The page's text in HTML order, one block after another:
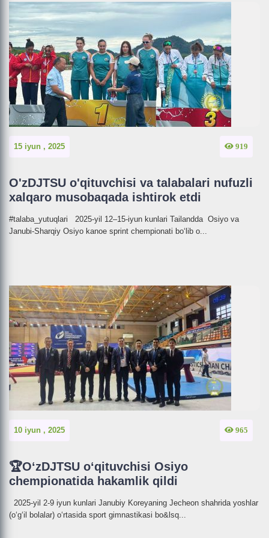
15 iyun , 2025 919
O'zDJTSU o'qituvchisi va talabalari nufuzli
xalqaro musobaqada ishtirok etdi
#talaba_yutuqlari 2025-yil 12–15-iyun kunlari Tailandda Osiyo va
Janubi-Sharqiy Osiyo kanoe sprint chempionati bo‘lib o...
10 iyun , 2025 965
🏆O‘zDJTSU o‘qituvchisi Osiyo
chempionatida hakamlik qildi
2025-yil 2-9 iyun kunlari Janubiy Koreyaning Jecheon shahrida yoshlar
(o‘g‘il bolalar) o‘rtasida sport gimnastikasi bo&lsq...